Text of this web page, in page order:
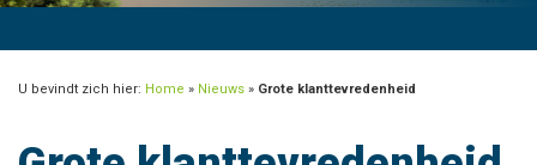
U bevindt zich hier: Home » Nieuws » Grote klanttevredenheid